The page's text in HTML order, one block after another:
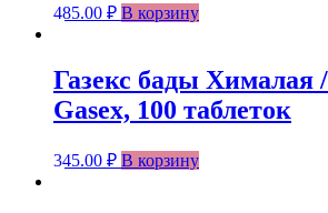
485.00 ₽ В корзину
Газекс бады Хималая
Gasex, 100 таблеток
345.00 ₽ В корзину